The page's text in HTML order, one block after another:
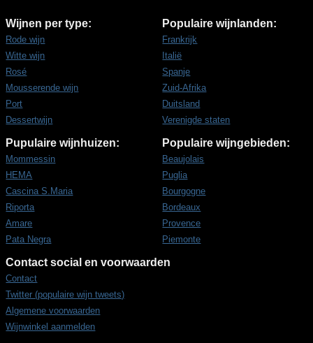
Wijnen per type:
Rode wijn
Witte wijn
Rosé
Mousserende wijn
Port
Dessertwijn
Populaire wijnlanden:
Frankrijk
Italië
Spanje
Zuid-Afrika
Duitsland
Verenigde staten
Pupulaire wijnhuizen:
Mommessin
HEMA
Cascina S.Maria
Riporta
Amare
Pata Negra
Populaire wijngebieden:
Beaujolais
Puglia
Bourgogne
Bordeaux
Provence
Piemonte
Contact social en voorwaarden
Contact
Twitter (populaire wijn tweets)
Algemene voorwaarden
Wijnwinkel aanmelden